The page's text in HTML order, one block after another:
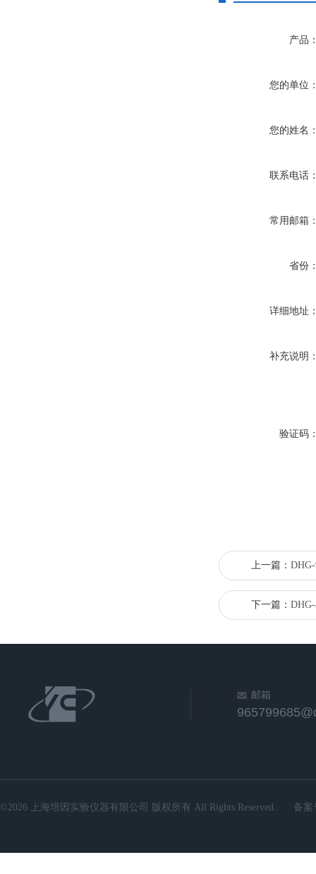
产品
您的单位
您的姓名
联系电话
常用邮箱
省份
详细地址
补充说明
验证码
上一篇：
下一篇：
邮箱
©2026 上海培因实验仪器有限公司 版权所有 All Rights Reserved. 备案